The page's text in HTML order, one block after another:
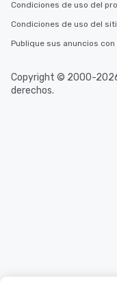
Condiciones de uso del
Condiciones de uso del
Publique sus anuncios
Copyright © 2000-
derechos.